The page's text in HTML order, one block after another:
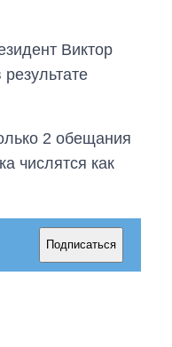
Виктор
2 обещания
числятся как
Подписаться